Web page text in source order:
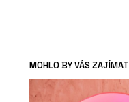
MOHLO BY VÁS ZAJÍMAT